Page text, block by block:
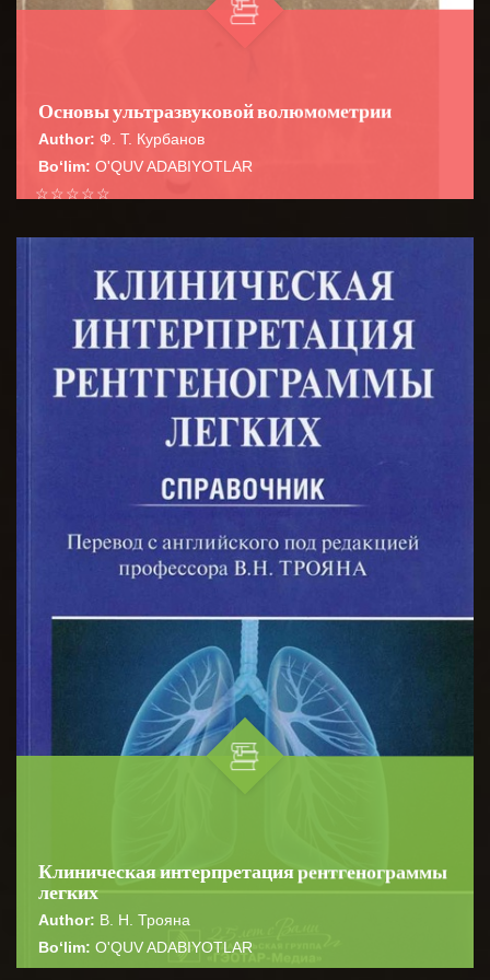
Основы ультразвуковой волюмометрии
Author: Ф. Т. Курбанов
Bo‘lim: O'QUV ADABIYOTLAR
☆
☆
☆
☆
☆
В руководстве систематизированы
волюмометрические расчеты в практической
ультразвуковой диагностике, необходимые для пов...
BATAFSIL...
Клиническая интерпретация рентгенограммы
легких
Author: В. Н. Трояна
Bo‘lim: O'QUV ADABIYOTLAR